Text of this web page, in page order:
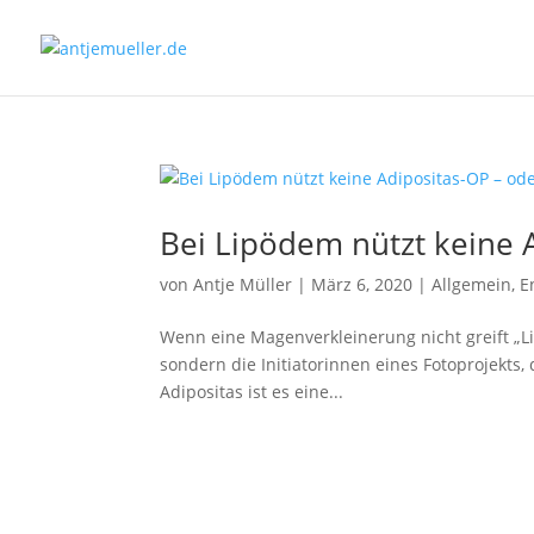
Bei Lipödem nützt keine
vonAntje Müller | März 6, 2020 |Allgemein,
Wenn eine Magenverkleinerung nicht greift
sondern die Initiatorinnen eines
Adipositas ist es eine...